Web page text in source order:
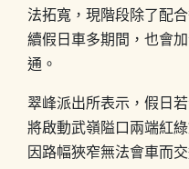
法拓寬，現階段除了配
續假日車多期間，也會
通。
翠峰派出所表示，假日
將啟動武嶺隘口兩端紅
因路幅狹窄無法會車而